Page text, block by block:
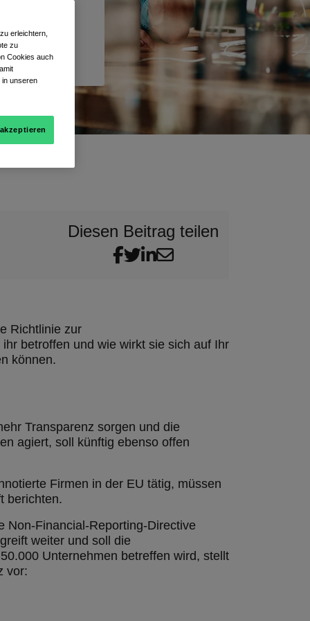
Diesen Beitrag teilen
Richtlinie zur
betroffen und wie wirkt sie sich auf Ihr
können.
Transparenz sorgen und die
agiert, soll künftig ebenso offen
Firmen in der EU tätig, müssen
berichten.
Non-Financial-Reporting-Directive
weiter und soll die
Unternehmen betreffen wird, stellt
vor:
erleichtern,
zu
Cookies auch
in unseren